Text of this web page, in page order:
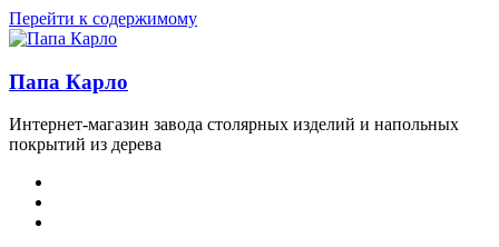
Перейти к содержимому
Папа Карло
Интернет-магазин завода столярных изделий и напольных
покрытий из дерева